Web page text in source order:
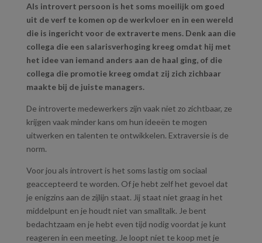
Als introvert persoon is het soms moeilijk om goed
uit de verf te komen op de werkvloer en in een wereld
die is ingericht voor de extraverte mens. Denk aan die
collega die een salarisverhoging kreeg omdat hij met
het idee van iemand anders aan de haal ging, of die
collega die promotie kreeg omdat zij zich zichbaar
maakte bij de juiste managers.
De introverte medewerkers zijn vaak niet zo zichtbaar, ze
krijgen vaak minder kans om hun ideeën te mogen
uitwerken en talenten te ontwikkelen. Extraversie is de
norm.
Voor jou als introvert is het soms lastig om sociaal
geaccepteerd te worden. Of je hebt zelf het gevoel dat
je enigzins aan de zijlijn staat. Jij staat niet graag in het
middelpunt en je houdt niet van smalltalk. Je bent
bedachtzaam en je hebt even tijd nodig voordat je kunt
reageren in een meeting. Je loopt niet te koop met je